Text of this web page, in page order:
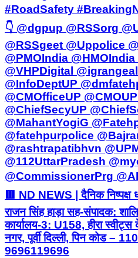
#RoadSafety
👇 @dgpup @RSSorg
@RSSgeet @Uppolice
@PMOIndia
@VHPDigital
@InfoDeptUP
@CMOfficeUP
@ChiefSecyUP
@MahantYogiG
@fatehpurpolice
@rashtrapatibhvn
@112UttarPradesh
@CommissionerPrg
🟥 ND NEWS | दैनिक
राजन सिंह हाड़ा सह-संपादक:
कार्यालय-3: U158, हीरा स्वीट्स
नगर, पूर्वी दिल्ली, पिन कोड –
9696119696